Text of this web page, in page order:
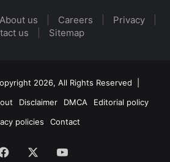
About us Careers Privacy
us
Sitemap
2026, All Rights Reserved |
Disclaimer DMCA
Editorial policy
policies
Contact
Facebook YouTube